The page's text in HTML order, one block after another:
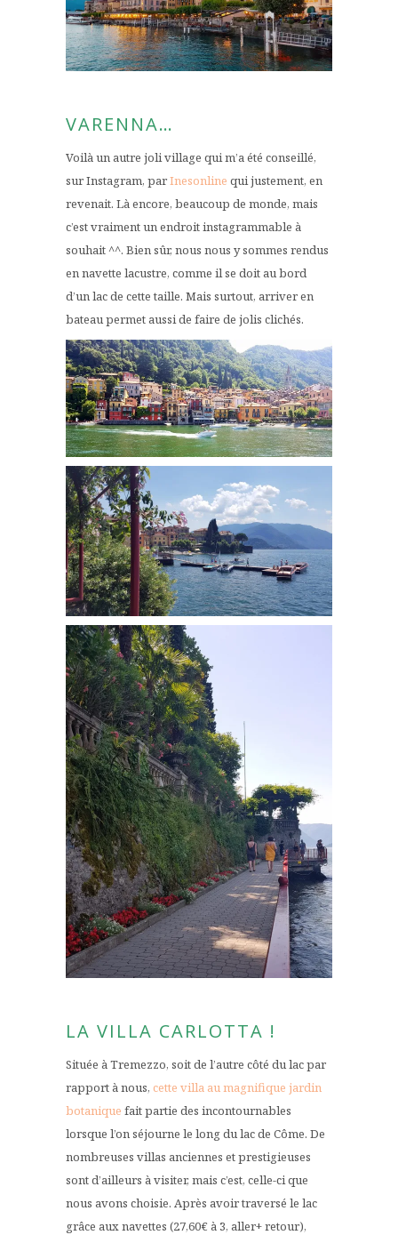
VARENNA…
Voilà un autre joli village qui m’a été conseillé,
sur Instagram, parInesonline qui justement, en
revenait. Là encore, beaucoup de monde, mais
c’est vraiment un endroit instagrammable à
souhait ^^. Bien sûr, nous nous y sommes rendus
en navette lacustre, comme il se doit au bord
d’un lac de cette taille. Mais surtout, arriver en
bateau permet aussi de faire de jolis clichés.
LA VILLA CARLOTTA !
Située à Tremezzo, soit de l’autre côté du lac par
rapport à nous, cette villa au magnifique jardin
botanique fait partie des incontournables
lorsque l’on séjourne le long du lac de Côme. De
nombreuses villas anciennes et prestigieuses
sont d’ailleurs à visiter, mais c’est, celle-ci que
nous avons choisie. Après avoir traversé le lac
grâce aux navettes (27,60€ à 3, aller+ retour),